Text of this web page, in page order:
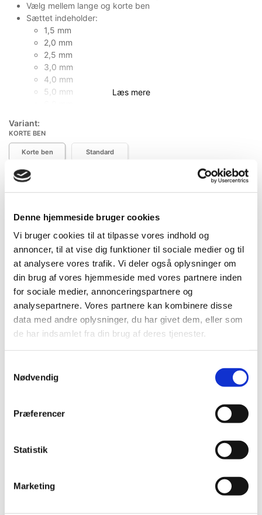
Denne hjemmeside bruger cookies
Vi bruger cookies til at tilpasse vores indhold og
annoncer, til at vise dig funktioner til sociale medier og til
at analysere vores trafik. Vi deler også oplysninger om
din brug af vores hjemmeside med vores partnere inden
for sociale medier, annonceringspartnere og
analysepartnere. Vores partnere kan kombinere disse
data med andre oplysninger, du har givet dem, eller som
de har indsamlet fra din brug af deres tjenester.
Nødvendig
Præferencer
Statistik
Marketing
Vælg mellem lange og korte ben
Sættet indeholder:
1,5 mm
2,0 mm
2,5 mm
3,0 mm
4,0 mm
5,0 mm
Mere information
Læs mere
Variant:
KORTE BEN
Korte ben Standard
DB.nr. 2492983
EAN-nr. 4010995354800
Bedst sælgende i Stiftnøgler
382037351
kuglehoved
Wiha Stiftnøgle med